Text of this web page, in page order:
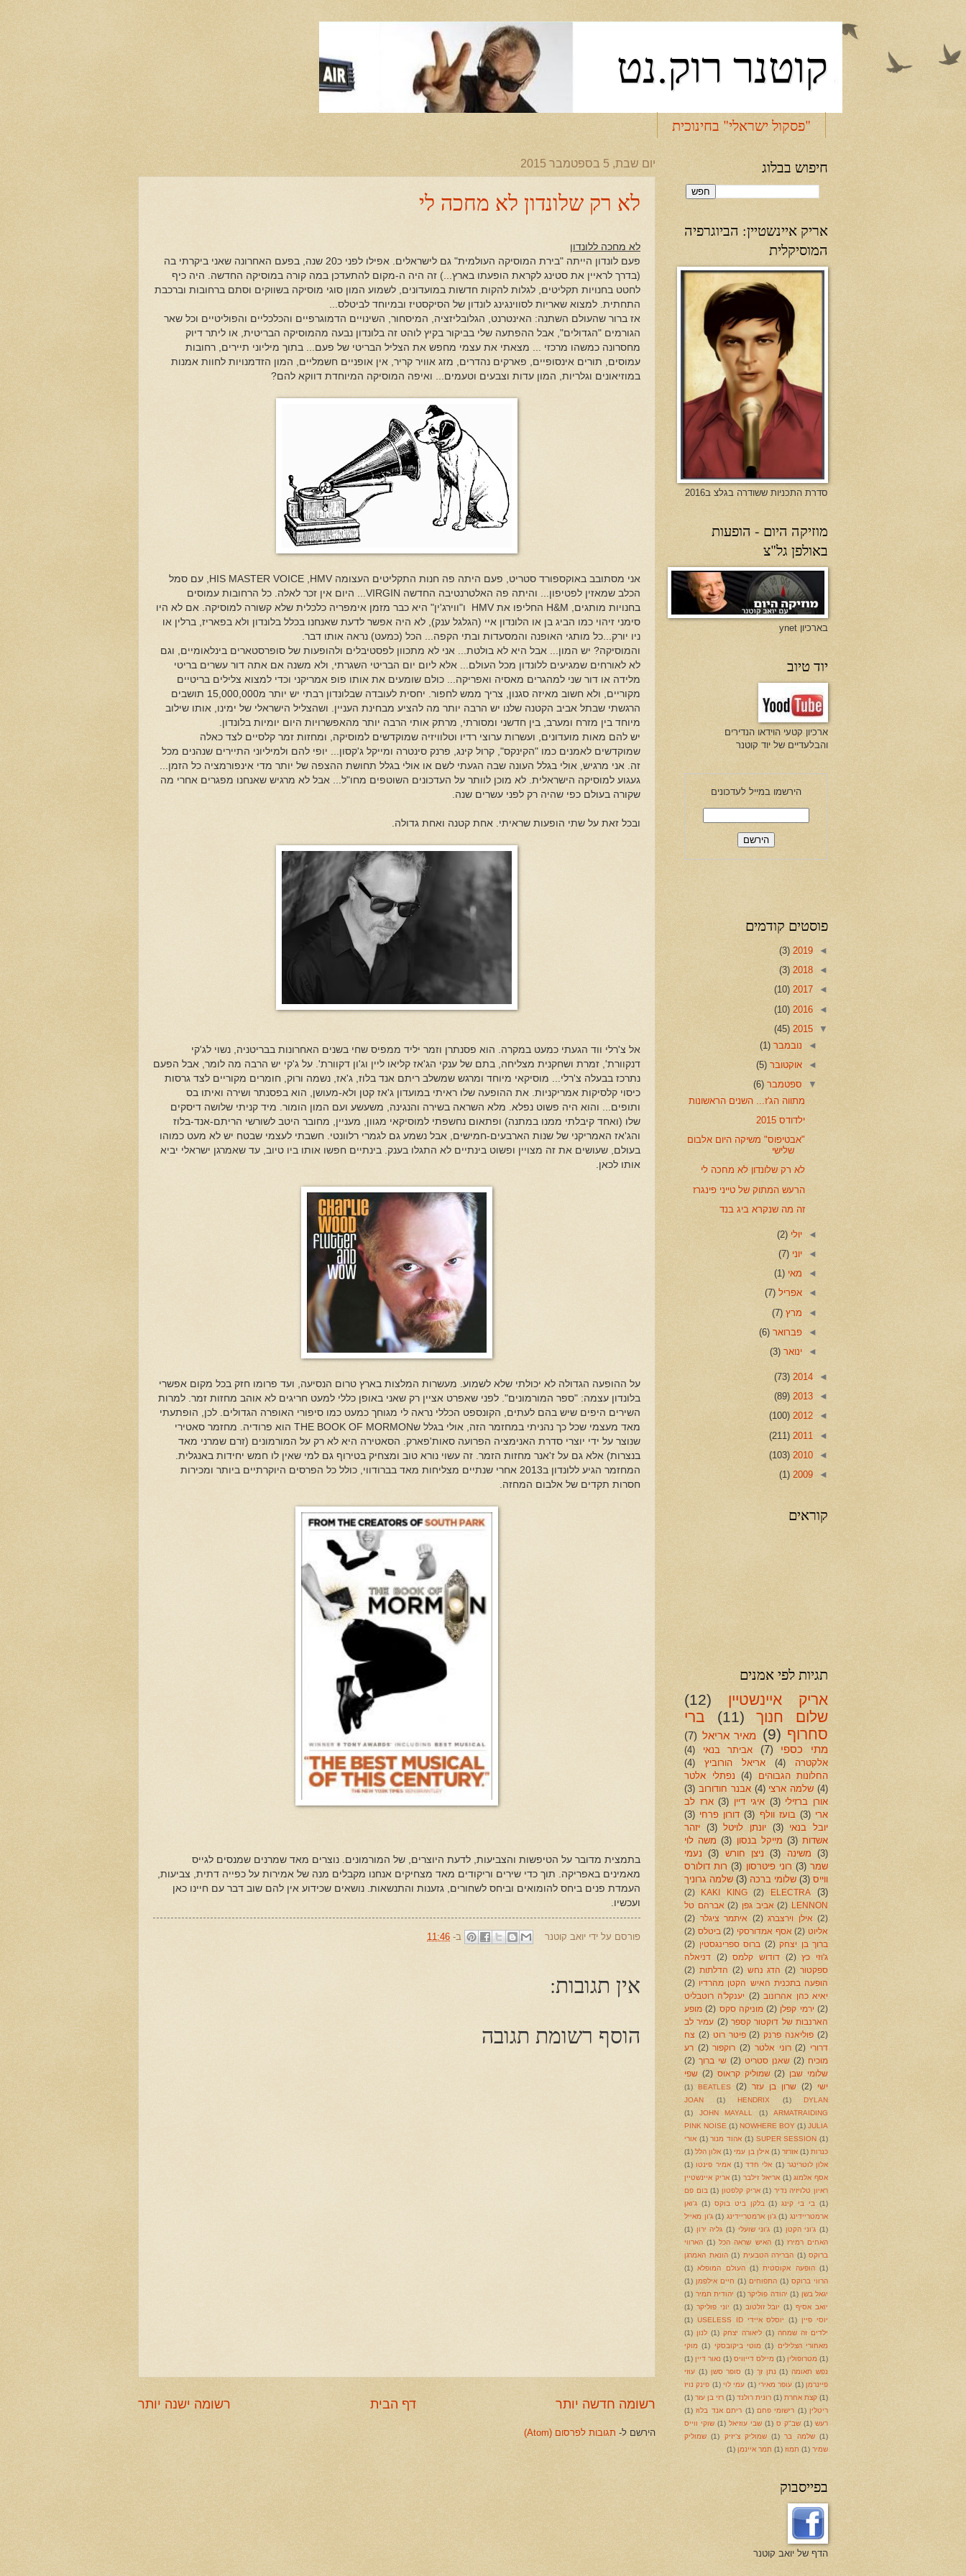
קוטנר רוק.נט
"פסקול ישראלי" בחינוכית
יום שבת, 5 בספטמבר 2015
לא רק שלונדון לא מחכה לי
לא מחכה ללונדון
פעם לונדון הייתה "בירת המוסיקה העולמית" גם לישראלים. אפילו לפני כ20 שנה, בפעם האחרונה שאני ביקרתי בה
(בדרך לראיין את סטינג לקראת הופעתו בארץ...) זה היה ה-מקום להתעדכן במה קורה במוסיקה החדשה. היה כיף
לחטט בחנויות תקליטים, לגלות להקות חדשות במועדונים, לשמוע המון סוגי מוסיקה בשווקים וסתם ברחובות וברכבת
התחתית. למצוא שאריות לסווינגינג לונדון של הסיקסטיז ובמיוחד לביטלס...
אז ברור שהעולם השתנה: האינטרנט, הגלובליזציה, המיסחור, השינויים הדמוגרפיים והכלכליים והפוליטיים וכל שאר
הגורמים "הגדולים", אבל ההפתעה שלי בביקור בקיץ לוהט זה בלונדון נבעה מהמוסיקה הבריטית, או ליתר דיוק
מחסרונה כמשהו מרכזי ... מצאתי את עצמי מחפש את הצליל הבריטי של פעם... בתוך מיליוני תיירים, רחובות
עמוסים, תורים אינסופיים, פארקים נהדרים, מזג אוויר קריר, אין אופניים חשמליים, המון הזדמנויות לחוות אמנות
במוזיאונים וגלריות, המון עדות וצבעים וטעמים... ואיפה המוסיקה המיוחדת דווקא להם?
אני מסתובב באוקספורד סטריט, פעם היתה פה חנות התקליטים העצומה HMV
HIS MASTER VOICE
, עם סמל
הכלב שמאזין לפטיפון... והיתה פה האלטרנטיבה החדשה VIRGIN ... היום אין זכר לאלה. כל הרחובות עמוסים
בחנויות מותגים,
H&M החליפו אתHMV
ו"ווירג'ין" היא כבר מזמן אימפריה כלכלית שלא קשורה למוסיקה. אם לא היו
סימני זיהוי כמו הביג בן או הלונדון איי (הגלגל ענק), לא היה אפשר לדעת שאנחנו בכלל בלונדון ולא בפאריז, ברלין או
ניו יורק...כל מותגי האופנה והמסעדות ובתי הקפה... הכל (כמעט) נראה אותו דבר.
והמוסיקה? יש המון... אבל היא לא בולטת... אני לא מתכוון לפסטיבלים ולהופעות של סופרסטארים בינלאומיים, וגם
לא לאורחים שמגיעים ללונדון מכל העולם... אלא ליום יום הבריטי השגרתי, ולא משנה אם אתה דור עשרים בריטי
מלידה או דור שני למהגרים מאסיה ואפריקה... כולם שומעים את אותו פופ אמריקני וכדי למצוא צלילים בריטיים
מקוריים, ולא חשוב מאיזה סגנון, צריך ממש לחפור. יחסית לעובדה שבלונדון רבתי יש יותר מ15,000,000 תושבים
הרגשתי שבתל אביב הקטנה שלנו יש הרבה יותר מה להציע מבחינת העניין. ושהצליל הישראלי של ימינו, אותו שילוב
מיוחד בין מזרח ומערב, בין חדשני ומסורתי, מרתק אותי הרבה יותר מהאפשרויות היום יומיות בלונדון.
יש להם מאות מועדונים, ועשרות ערוצי רדיו וטלוויזיה שמוקדשים למוסיקה, ומחזות זמר קלסיים לצד כאלה
שמוקדשים לאמנים כמו "הקינקס", קרול קינג, פרנק סינטרה ומייקל ג'קסון... יופי להם ולמיליוני התיירים שנהנים מכל
זה. אני מרגיש, אולי בגלל העונה שבה הגעתי לשם או אולי בגלל תחושת ההצפה של יותר מדי אינפורמציה כל הזמן...
געגוע למוסיקה הישראלית. לא מוכן לוותר על העדכונים השוטפים מחו"ל... אבל לא מרגיש שאנחנו מפגרים אחרי מה
שקורה בעולם כפי שהיה רק לפני עשרים שנה.
ובכל זאת על שתי הופעות שראיתי. אחת קטנה ואחת גדולה.
אל צ'רלי ווד הגעתי כמעט במקרה. הוא פסנתרן וזמר יליד ממפיס שחי בשנים האחרונות בבריטניה, נשוי לג'קי
דנקוורת', זמרת ושחקנית מצליחה, בתם של ענקי הג'אז קליאו ליין וג'ון דקוורת'. על ג'קי יש הרבה מה לומר, אבל הפעם
נתרכז בבעלה צ'רלי... מוסיקאי מיוחד ומרגש שמשלב ריתם אנד בלוז, ג'אז, נשמה ורוק, חומרים מקוריים לצד גרסות
כיסוי קלסיקות אמריקניות. את ההופעה שלו ראיתי במועדון ג'אז קטן ולא-מעושן, הוא בפסנתר ושירה ואיתו בס
ותופים... והוא היה פשוט נפלא. מלא השראה בשירה והנגינה, משעשע ועם המון הומור. מיד קניתי שלושה דיסקים
שלו (ואחד קיבלתי ממנו במתנה) ופתאום נחשפתי למוסיקאי מגוון, מעניין, מחובר היטב לשורשי הריתם-אנד-בלוז
והג'אז האמריקני של שנות הארבעים-חמישים, אבל נשמע גם לגמרי רלוונטי. חשבתי לעצמי שבטח יש לא מעט כמוהו
בעולם, שעושים את זה מצויין ופשוט בינתיים לא התגלו בענק. בינתיים חפשו אותו ביו טיוב, עד שאמרגן ישראלי יביא
אותו לכאן.
על ההופעה הגדולה לא יכולתי שלא לשמוע. מעשרות המלצות בארץ טרום הנסיעה, ועד פרומו חזק בכל מקום אפשרי
בלונדון עצמה: "ספר המורמונים". לפני שאפרט אציין רק שאני באופן כללי למעט חריגים לא אוהב מחזות זמר. למרות
השירים היפים שיש בהם לעתים, הקונספט הכללי נראה לי מגוחך כמעט כמו סיפורי האופרה הגדולים. לכן, הופתעתי
מאד מעצמי שכל כך נהניתי במחזמר הזה, אולי בגלל שTHE BOOK OF MORMON הוא פרודיה. מחזמר סאטירי
שנוצר על ידי יוצרי סדרת האנימציה הפרועה סאות'פארק. הסאטירה היא לא רק על המורמונים (זרם שמרני מאד
בנצרות) אלא גם על ז'אנר מחזות הזמר. זה עשוי נורא טוב ומצחיק בטירוף גם למי שאין לו חמש יחידות באנגלית.
המחזמר הגיע ללונדון ב2013 אחרי שנתיים מצליחות מאד בברודווי, כולל כל הפרסים היוקרתיים ביותר ומכירות
חסרות תקדים של אלבום המחזה.
בתמצית מדובר על הטיפשות והצביעות, לדעת היוצרים, של המורמונים. נוצרים מאד שמרנים שמנסים לגייס
מאמינים באפריקה. תוך כדי שירים וריקודים מאד מצחיקים אנחנו מקבלים מנה של אמירות על כפייה דתית, צביעות,
העמדת פנים ביחס להומואים וביחס לשחורים, גזענות והתנשאות. נושאים שכידוע אין להם שוב דבר עם חיינו כאן
ועכשיו.
פורסם על ידי יואב קוטנר ב- 11:46
אין תגובות:
הוסף רשומת תגובה
רשומה חדשה יותר רשומה ישנה יותר דף הבית
הירשם ל- תגובות לפרסום (Atom)
חיפוש בבלוג
אריק איינשטיין: הביוגרפיה
המוסיקלית
סדרת התכניות ששודרה בגלצ ב2016
מוזיקה היום - הופעות
באולפן גל"צ
בארכיון ynet
יוד טיוב
ארכיון קטעי הוידאו הנדירים
והבלעדיים של יוד קוטנר
הירשמו במייל לעדכונים
פוסטים קודמים
◄
2019
(3)
◄
2018
(3)
◄
2017
(10)
◄
2016
(10)
▼
2015
(45)
◄ נובמבר(1)
◄אוקטובר(5)
▼ ספטמבר(6)
מתווה הג'ז... השנים הראשונות
ילדודס 2015
"אבטיפוס" משיקה היום אלבום
שלישי
לא רק שלונדון לא מחכה לי
הרעש המתוק של טייני פינגרז
זה מה שנקרא ביג בנד
◄יולי(2)
◄יוני(7)
◄ מאי(1)
◄אפריל(7)
◄ מרץ(7)
◄פברואר(6)
◄ינואר(3)
◄
2014
(73)
◄
2013
(89)
◄
2012
(100)
◄
2011
(211)
◄
2010
(103)
◄
2009
(1)
קוראים
תגיות לפי אמנים
אריק איינשטיין
(12)
שלום חנוך
(11)
ברי
סחרוף (9) מאיר אריאל (7)
מתי כספי
(7) אביתר בנאי
(4)
אלקטרה
(4) אריאל הורוביץ
(4)
החלונות הגבוהים
(4) נפתלי אלטר
(4) שלמה ארצי (4) אבנר חודורוב (3)
אורן ברזילי (3) איגי דיין (3) ארז לב
ארי (3) בועז וולף (3) דורון פרחי (3)
יובל בנאי
(3) יונתן לויטל (3) יזהר
אשדות (3) מייקל בנסון (3) משה לוי
(3)
משינה (3) ניצן חורש (3)
נעמי
שמר (3) רוני פיטרסון (3) רות דולורס
ווייס (3) שלומי ברכה (3) שלמה גרוניך
(3)
ELECTRA
(2)
KAKI KING
(2)
LENNON
(2) אביב גפן (2) אברהם טל
(2) אילן וירצברג (2) איתמר ציגלר (2)
אליוט (2) אסף אמדורסקי (2) ביטלס (2)
ברוך בן יצחק (2) ברוס ספרינגסטין (2)
ג'וזי כץ
(2) דודוש קלמס (2)
דניאלה
ספקטור (2) הדג נחש (2) הדלתות (2)
הופעה בתכנית האיש הקטן מהרדיו (2)
יאיא כהן אהרונוב (2) יענקל'ה רוטבליט
(2) ירמי קפלן (2) מוניקה סקס (2) מופע
הארנבות של דוקטור קספר (2) עמיר לב
(2) פוליאנה פרנק (2) פיטר רוט (2) צח
דרורי (2) רוני אלטר (2) רוקפור (2) רע
מוכיח (2) שאנן סטריט (2) שי ברוך (2)
שלומי שבן (2) שמוליק קראוס (2) שפי
ישי
(2) שרון בן עזר (2)
BEATLES
(1)
DYLAN
(1)
HENDRIX
(1)
JOAN
ARMATRAIDING
(1)
JOHN MAYALL
(1)
JULIA
(1)
NOWHERE BOY
(1)
PINK NOISE
(1)
SUPER SESSION
(1) אהוד מנור (1) אורי
כנרות (1) אזרזר (1) אילן בן עמי (1) אלון הלל (1)
אלון לוטרינגר (1) אלי חדד (1) אמיר פינטו (1)
אסף אלמוג (1) אריאל זילבר (1) אריק איינשטיין
ראיון טלויזיה נדיר (1) אריק קלפטון (1) בום פם
(1)
בי בי קינג (1) בלקן ביט בוקס (1) ג'ואן
ארמטריידינג (1) ג'ון ארמטריידינג (1) ג'ון מאייל
(1) ג'וני הקטן (1) ג'וני שועלי (1) גליה ירון (1)
האחים רמירז (1) האיש שראה הכל (1) הארווי
ברוקס (1) הברירה הטבעית (1) הונאת האמרגן
(1) הופעה אקוסטית (1) העולם המופלא (1)
הרווי ברוקס (1) התפוחים (1) חיים אילפמן (1)
יגאל בשן (1) יהודה פוליקר (1) יהודית תמיר (1)
יואב אסיף (1) יובל זולטוב (1) יוני פוליקר (1)
יוסי פיין
(1) יוסלס איידי USELESS ID
(1)
ילדים זה שמחה (1) ליאורה יצחק (1) לנון (1)
מאחורי הצלילים
(1) מוטי ביקובסקי (1) מוקי
(1) מטרופולין (1) מיילס דייוויס (1) נאור דיין (1)
נפש תאומה (1) נתן זך (1) סופר סשן (1) עוזי
פיינרמן (1) עופר מאירי (1) עמי לוי (1) פינק נויז
(1) קצת אחרת (1) רונית רולנד (1) רזי בן עזר (1)
ריטלין (1) רישומי פחם (1) ריתם אנד בלוז (1)
רעש (1) שב"ק ס (1) שבי עוזיאל (1) שוקי ווייס
(1) שלמה בר (1) שמוליק צ'יזיק (1) שמוליק
שמיר (1) תמוז (1) תמר איינמן (1)
בפייסבוק
הדף של יואב קוטנר